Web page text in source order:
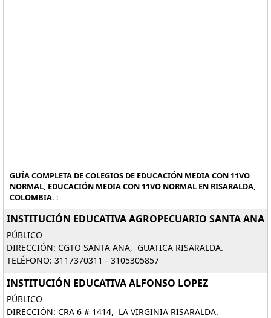
GUÍA COMPLETA DE COLEGIOS DE EDUCACIÓN MEDIA CON 11VO
NORMAL, EDUCACIÓN MEDIA CON 11VO NORMAL EN RISARALDA,
COLOMBIA. :
INSTITUCIÓN EDUCATIVA AGROPECUARIO SANTA ANA
PÚBLICO
DIRECCIÓN: CGTO SANTA ANA, GUATICA RISARALDA.
TELÉFONO: 3117370311 - 3105305857
INSTITUCIÓN EDUCATIVA ALFONSO LOPEZ
PÚBLICO
DIRECCIÓN: CRA 6 # 1414, LA VIRGINIA RISARALDA.